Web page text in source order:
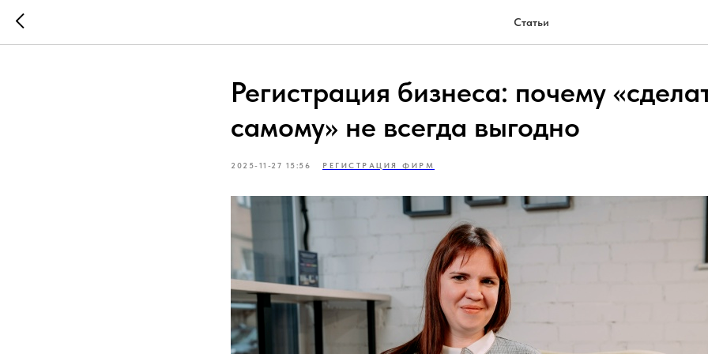
Статьи
Регистрация бизнеса: почему
самому» не всегда выгодно
2025-11-27 15:56 РЕГИСТРАЦИЯ ФИРМ